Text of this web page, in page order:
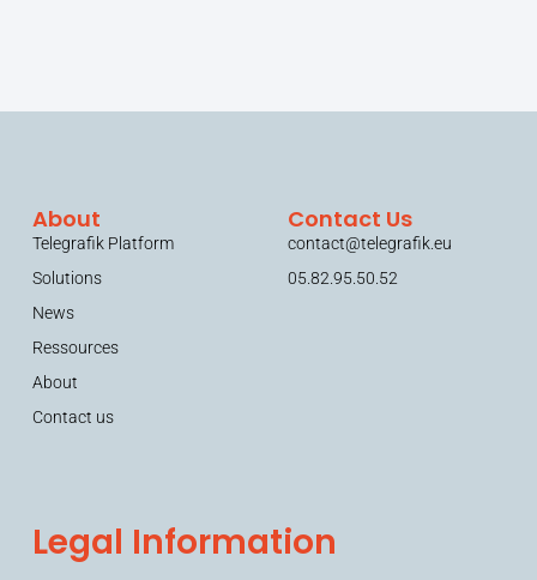
About
Telegrafik Platform
Solutions
News
Ressources
About
Contact us
Contact Us
contact@telegrafik.eu
05.82.95.50.52
Legal Information